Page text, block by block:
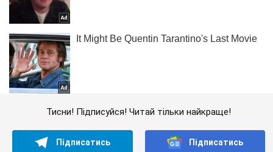
Тисни! Підписуйся! Читай тільки найкраще!
Підписатись Підписатись